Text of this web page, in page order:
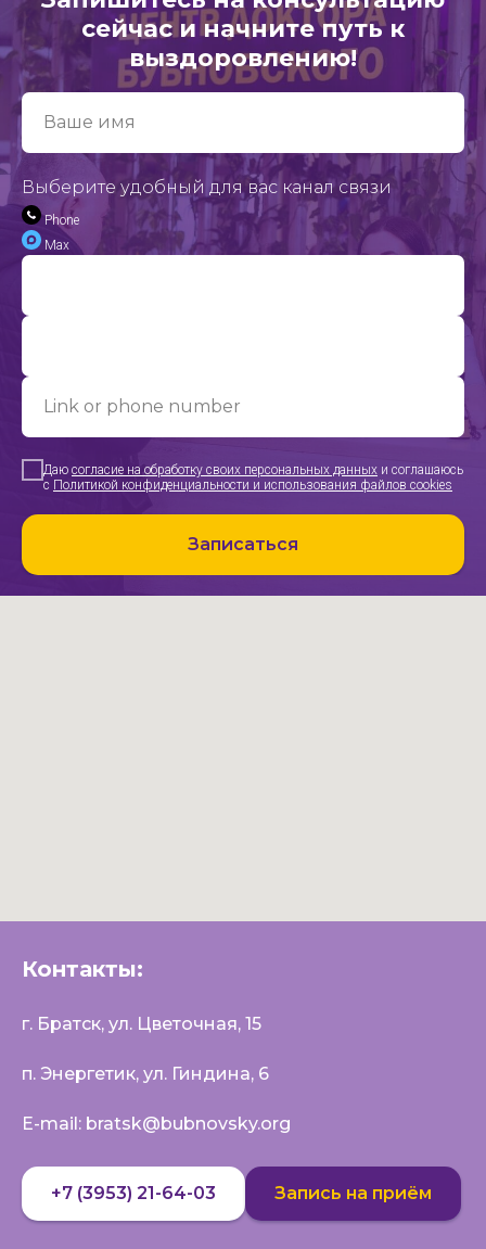
Запишитесь на консультацию
Выберите удобный для вас канал связи
Max
Контакты: